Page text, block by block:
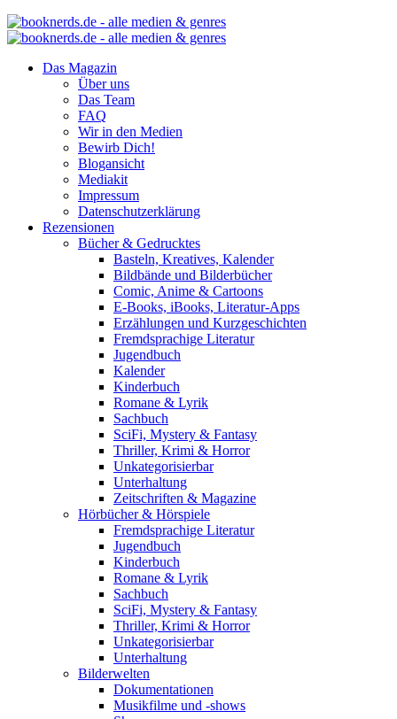
Das Magazin
Über uns
Das Team
FAQ
Wir in den Medien
Bewirb Dich!
Blogansicht
Mediakit
Impressum
Datenschutzerklärung
Rezensionen
Bücher & Gedrucktes
Basteln, Kreatives, Kalender
Bildbände und Bilderbücher
Comic, Anime & Cartoons
E-Books, iBooks, Literatur-Apps
Erzählungen und Kurzgeschichten
Fremdsprachige Literatur
Jugendbuch
Kalender
Kinderbuch
Romane & Lyrik
Sachbuch
SciFi, Mystery & Fantasy
Thriller, Krimi & Horror
Unkategorisierbar
Unterhaltung
Zeitschriften & Magazine
Hörbücher & Hörspiele
Fremdsprachige Literatur
Jugendbuch
Kinderbuch
Romane & Lyrik
Sachbuch
SciFi, Mystery & Fantasy
Thriller, Krimi & Horror
Unkategorisierbar
Unterhaltung
Bilderwelten
Dokumentationen
Musikfilme und -shows